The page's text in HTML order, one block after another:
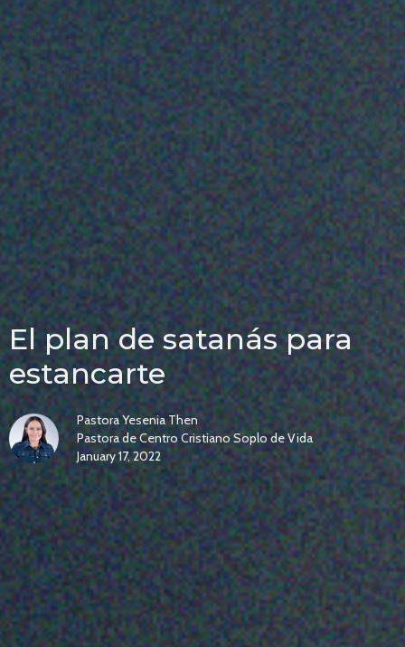
El plan de satanás para
estancarte
Pastora Yesenia Then
Pastora de Centro Cristiano Soplo de Vida
January 17, 2022